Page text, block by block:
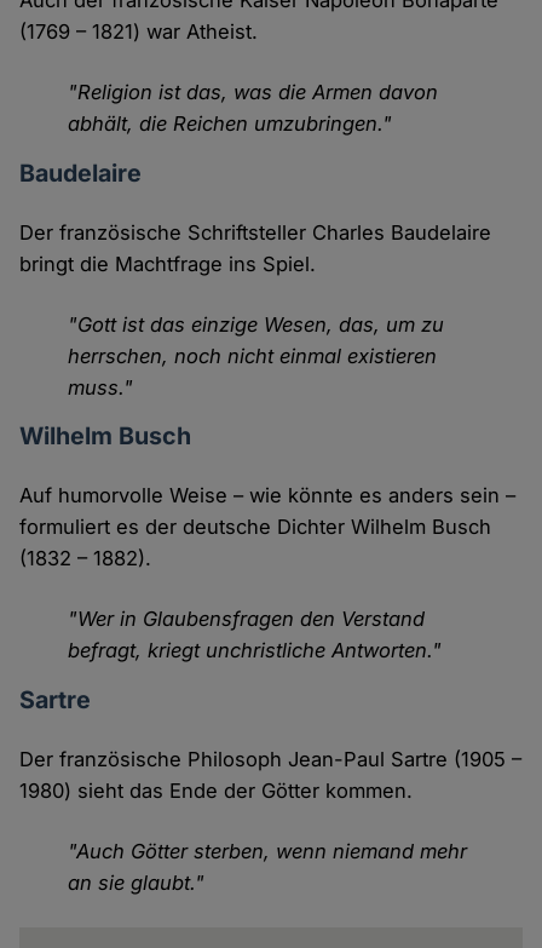
(1769 – 1821) war Atheist.
"Religion ist das, was die Armen davon
abhält, die Reichen umzubringen."
Baudelaire
Der französische Schriftsteller Charles Baudelaire
bringt die Machtfrage ins Spiel.
"Gott ist das einzige Wesen, das, um zu
herrschen, noch nicht einmal existieren
muss."
Wilhelm Busch
Auf humorvolle Weise – wie könnte es anders sein –
formuliert es der deutsche Dichter Wilhelm Busch
(1832 – 1882).
"Wer in Glaubensfragen den Verstand
befragt, kriegt unchristliche Antworten."
Sartre
Der französische Philosoph Jean-Paul Sartre (1905 –
1980) sieht das Ende der Götter kommen.
"Auch Götter sterben, wenn niemand mehr
an sie glaubt."